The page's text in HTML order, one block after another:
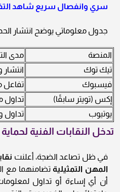
سري وانفصال سريع شاهد
جدول معلوماتي يوضح انتشار
المنصة
مدى
تيك توك
فيسبوك
تفاعل
إكس (تويتر سابقًا)
تداول
يوتيوب
تداول
تدخل النقابات الفنية لحماية
في ظل تصاعد الضجة، أعلنت
المهن التمثيليةتضامنهما مع
أن أي إساءة أو تداول